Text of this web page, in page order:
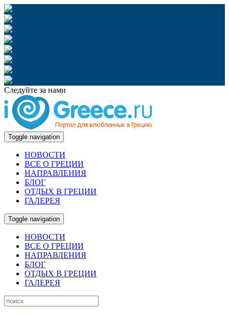
Следуйте за нами
Toggle navigation
НОВОСТИ
ВСЕ О ГРЕЦИИ
НАПРАВЛЕНИЯ
БЛОГ
ОТДЫХ В ГРЕЦИИ
ГАЛЕРЕЯ
Toggle navigation
НОВОСТИ
ВСЕ О ГРЕЦИИ
НАПРАВЛЕНИЯ
БЛОГ
ОТДЫХ В ГРЕЦИИ
ГАЛЕРЕЯ